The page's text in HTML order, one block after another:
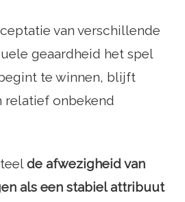
van verschillende
geaardheid het spel
te winnen, blijft
relatief onbekend
de afwezigheid van
als een stabiel attribuut